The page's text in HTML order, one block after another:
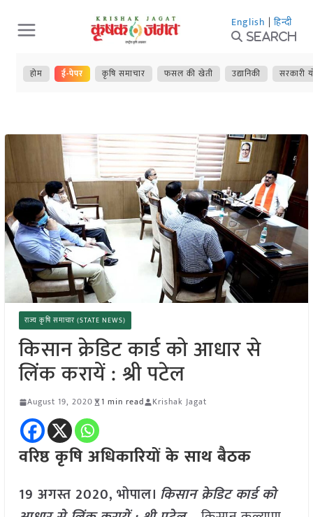
Skip
to
content
English | हिन्दी
Search
होम ई-पेपर कृषि समाचार फसल की खेती उद्यानिकी सरकारी
राज्य कृषि समाचार (STATE NEWS)
किसान क्रेडिट कार्ड को आधार से
लिंक करायें : श्री पटेल
August 19, 2020 1 min read Krishak Jagat
वरिष्ठ कृषि अधिकारियों के साथ बैठक
19 अगस्त 2020, भोपाल। किसान क्रेडिट कार्ड को